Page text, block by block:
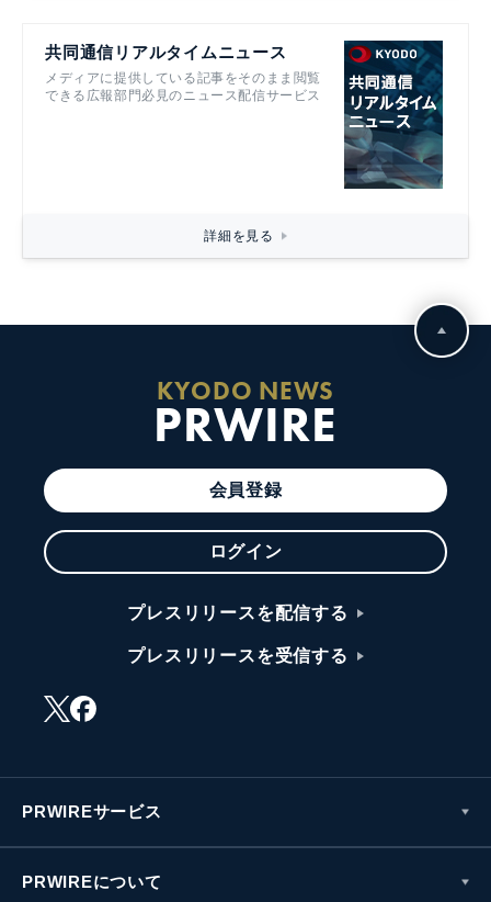
共同通信リアルタイムニュース
メディアに提供している記事をそのまま閲覧
できる広報部門必見のニュース配信サービス
詳細を見る
KYODO NEWS
PRWIRE
会員登録
ログイン
プレスリリースを配信する
プレスリリースを受信する
PRWIREサービス
PRWIREについて